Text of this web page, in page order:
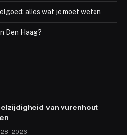
alles wat je moet weten
Den Haag?
van vurenhout
2026